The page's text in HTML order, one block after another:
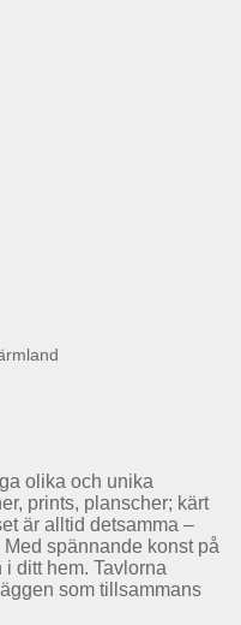
olika och unika
prints, planscher; kärt
är alltid detsamma –
spännande konst på
ditt hem. Tavlorna
som tillsammans